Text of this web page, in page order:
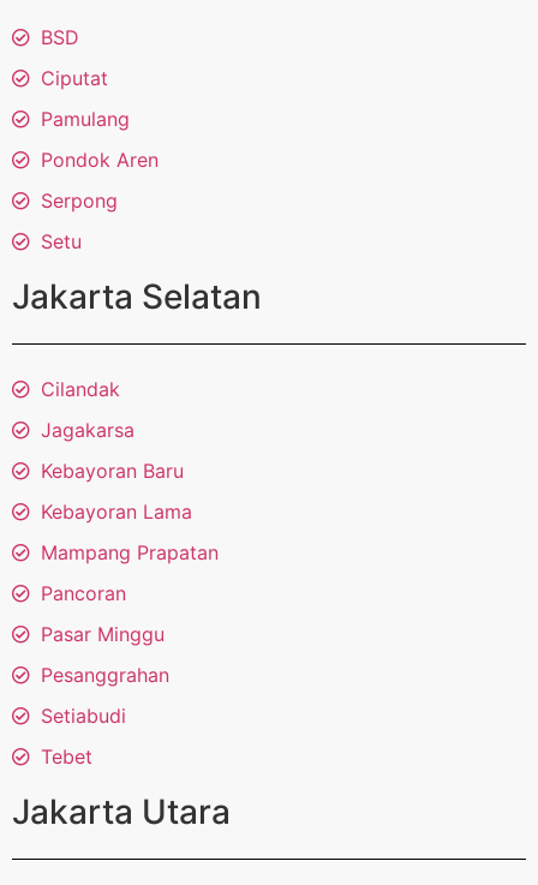
BSD
Ciputat
Pamulang
Pondok Aren
Serpong
Setu
Jakarta Selatan
Cilandak
Jagakarsa
Kebayoran Baru
Kebayoran Lama
Mampang Prapatan
Pancoran
Pasar Minggu
Pesanggrahan
Setiabudi
Tebet
Jakarta Utara